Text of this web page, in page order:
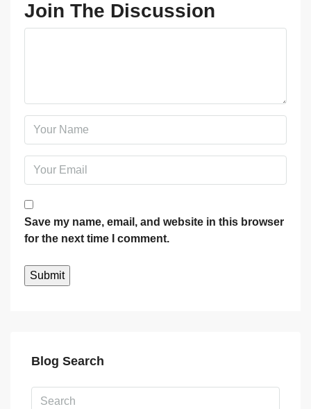
Join The Discussion
Save my name, email, and website in this browser
for the next time I comment.
Blog Search